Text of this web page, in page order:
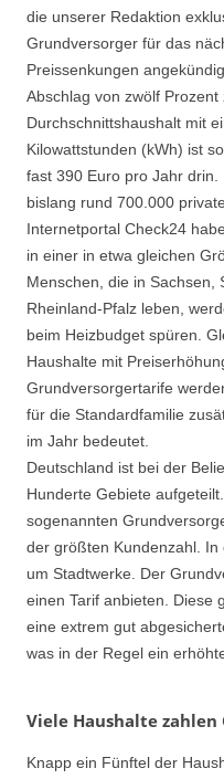
die unserer Redaktion
Grundversorger für das
Preissenkungen
Abschlag von zwölf
Durchschnittshaushalt mit
Kilowattstunden (kWh) ist
fast 390 Euro pro Jahr
bislang rund 700.000
Internetportal Check24
in einer in etwa gleichen
Menschen, die in Sachsen,
Rheinland-Pfalz leben,
beim Heizbudget spüren.
Haushalte mit
Grundversorgertarife
für die Standardfamilie
im Jahr bedeutet.
Deutschland ist bei der
Hunderte Gebiete
sogenannten
der größten Kundenzahl.
um Stadtwerke. Der
einen Tarif anbieten. Diese
eine extrem gut
was in der Regel ein
Viele Haushalte
Knapp ein Fünftel der